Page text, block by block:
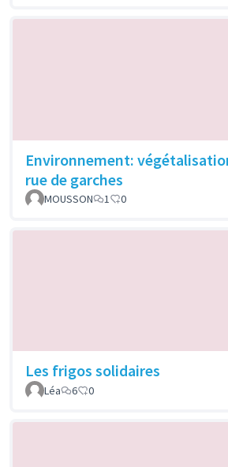
Environnement:
rue de garches
MOUSSON 1 0
Les frigos solidaires
Léa
6 0